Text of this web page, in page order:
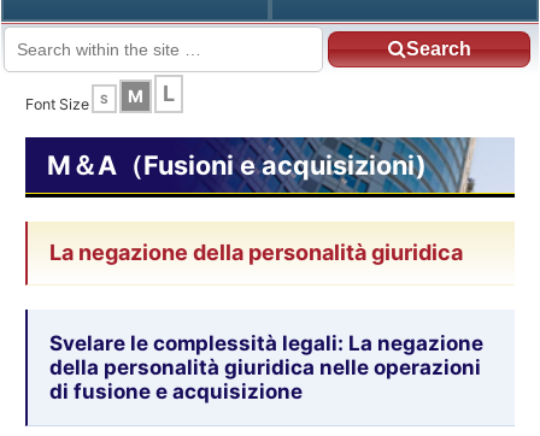
Search
Italiano HOME
Font Size
S M L
M＆A（Fusioni e acquisizioni)
La negazione della personalità giuridica
Svelare le complessità legali: La negazione
della personalità giuridica nelle operazioni
di fusione e acquisizione